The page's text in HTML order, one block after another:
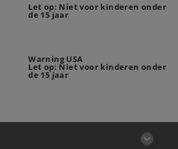
Let op: Niet voor kinderen onder
de 15 jaar
Warning USA
Let op: Niet voor kinderen onder
de 15 jaar